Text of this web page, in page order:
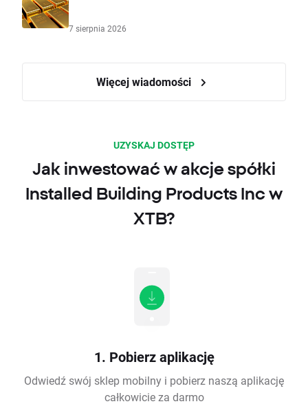
7 sierpnia 2026
Więcej wiadomości
UZYSKAJ DOSTĘP
Jak inwestować w akcje spółki
Installed Building Products Inc w
XTB?
1. Pobierz aplikację
Odwiedź swój sklep mobilny i pobierz naszą aplikację
całkowicie za darmo